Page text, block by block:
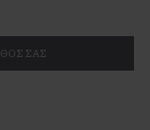
ΣΑΣ